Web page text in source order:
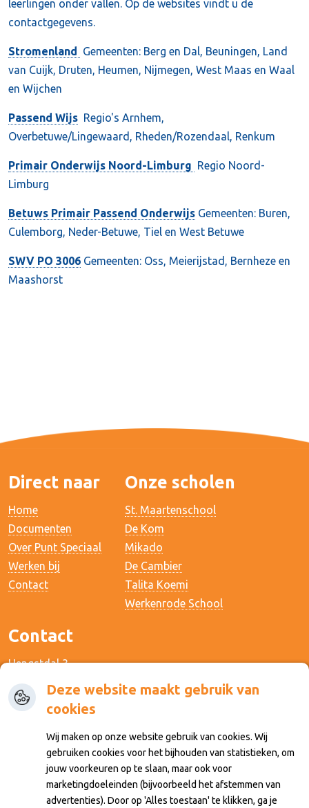
leerlingen onder vallen. Op de websites vindt u de
contactgegevens.
Stromenland
Gemeenten: Berg en Dal, Beuningen, Land
van Cuijk, Druten, Heumen, Nijmegen, West Maas en Waal
en Wijchen
Passend Wijs Regio's Arnhem,
Overbetuwe/Lingewaard, Rheden/Rozendaal, Renkum
Primair Onderwijs Noord-Limburg Regio Noord-
Limburg
Betuws Primair Passend Onderwijs Gemeenten: Buren,
Culemborg, Neder-Betuwe, Tiel en West Betuwe
SWV PO 3006 Gemeenten: Oss, Meierijstad, Bernheze en
Maashorst
Deze website maakt gebruik van
cookies
Wij maken op onze website gebruik van cookies. Wij
gebruiken cookies voor het bijhouden van statistieken, om
jouw voorkeuren op te slaan, maar ook voor
marketingdoeleinden (bijvoorbeeld het afstemmen van
advertenties). Door op 'Alles toestaan' te klikken, ga je
Direct naar
Home
Documenten
Over Punt Speciaal
Werken bij
Contact
Onze scholen
St. Maartenschool
De Kom
Mikado
De Cambier
Talita Koemi
Werkenrode School
Contact
Hengstdal 3
6574 NA Ubbergen
024-3243665
info@maartenschool.nl
Inloggen